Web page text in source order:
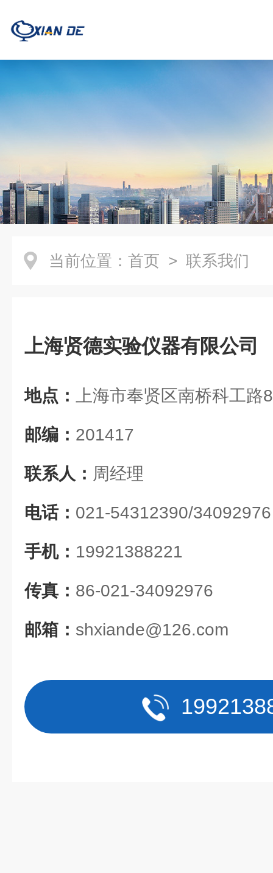
当前位置： 首页 > 联系我们
上海贤德实验仪器有限公司
地点： 上海市奉贤区南桥科工路
邮编： 201417
联系人： 周经理
电话： 021-54312390/34092976
手机： 19921388221
传真： 86-021-34092976
邮箱： shxiande@126.com